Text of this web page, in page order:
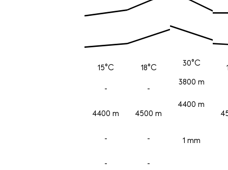
15°C
-
4400 m
-
-
18°C
-
4500 m
-
-
30°C
3800 m
4400 m
1 mm